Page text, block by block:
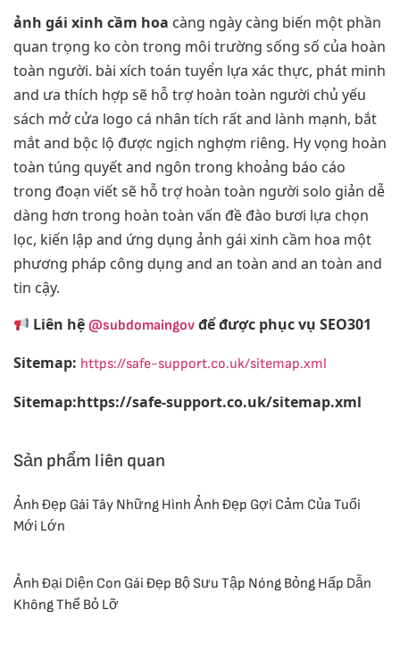
ảnh gái xinh cầm hoa càng ngày càng biến một phần
quan trọng ko còn trong môi trường sống số của hoàn
toàn người. bài xích toán tuyển lựa xác thực, phát minh
and ưa thích hợp sẽ hỗ trợ hoàn toàn người chủ yếu
sách mở cửa logo cá nhân tích rất and lành mạnh, bắt
mắt and bộc lộ được ngịch nghợm riêng. Hy vọng hoàn
toàn túng quyết and ngôn trong khoảng báo cáo
trong đoạn viết sẽ hỗ trợ hoàn toàn người solo giản dễ
dàng hơn trong hoàn toàn vấn đề đào bươi lựa chọn
lọc, kiến lập and ứng dụng ảnh gái xinh cầm hoa một
phương pháp công dụng and an toàn and an toàn and
tin cậy.
Liên hệ@subdomaingov để được phục vụ SEO301
Sitemap: https://safe-support.co.uk/sitemap.xml
Sitemap:https://safe-support.co.uk/sitemap.xml
Sản phẩm liên quan
Ảnh Đẹp Gái Tây Những Hình Ảnh Đẹp Gợi Cảm Của Tuổi
Mới Lớn
Ảnh Đại Diện Con Gái Đẹp Bộ Sưu Tập Nóng Bỏng Hấp Dẫn
Không Thể Bỏ Lỡ